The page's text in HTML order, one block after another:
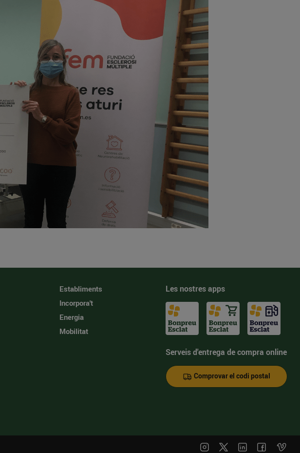
Establiments
Incorpora't
Energia
Mobilitat
Les nostres apps
Serveis d'entrega de compra online
Comprovar el codi postal